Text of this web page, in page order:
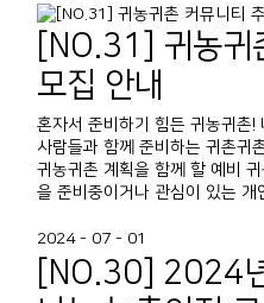
[NO.31] 귀농
모집 안내
혼자서 준비하기 힘든 귀농귀촌!
사람들과 함께 준비하는 귀촌귀
귀농귀촌 계획을 함께 할 예비
을 준비중이거나 관심이 있는 개
2024 - 07 - 01
[NO.30] 2024